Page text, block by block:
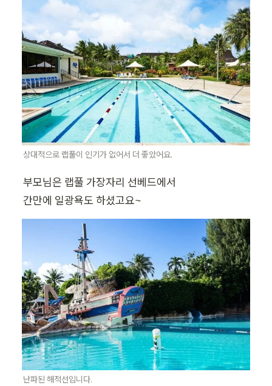
상대적으로 랩풀이 인기가 없어서 더 좋았어요.
부모님은 랩풀 가장자리 선베드에서
간만에 일광욕도 하셨고요~
난파된 해적선입니다.